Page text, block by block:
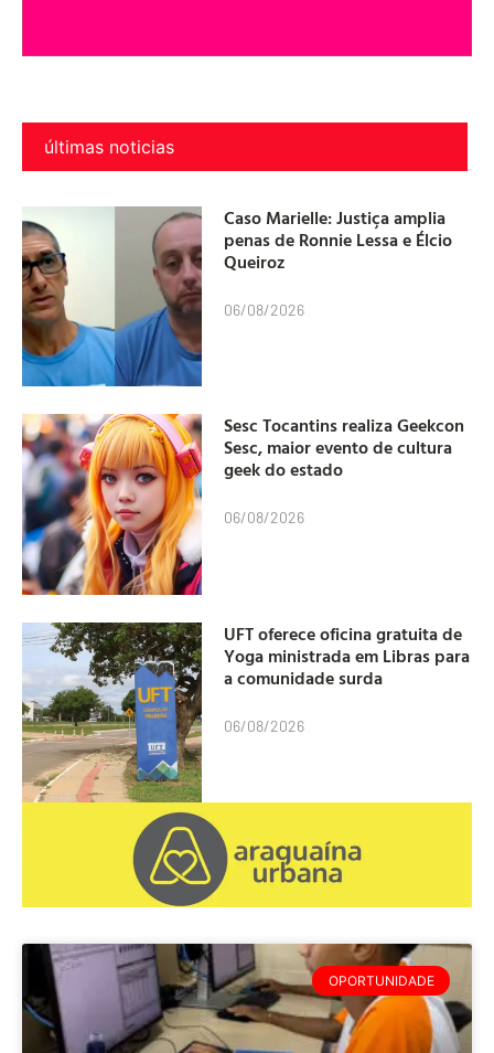
últimas noticias
Caso Marielle: Justiça amplia
penas de Ronnie Lessa e Élcio
Queiroz
06/08/2026
Sesc Tocantins realiza Geekcon
Sesc, maior evento de cultura
geek do estado
06/08/2026
UFT oferece oficina gratuita de
Yoga ministrada em Libras para
a comunidade surda
06/08/2026
OPORTUNIDADE